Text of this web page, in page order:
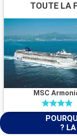
TOUTE LA
MSC
?